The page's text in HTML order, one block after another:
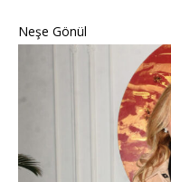
Neşe Gönül